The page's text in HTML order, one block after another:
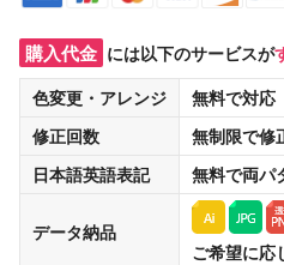
購入代金 には以下のサービスが
色変更・アレンジ
無料で対応
修正回数
無制限で修
日本語英語表記
無料で両パ
データ納品
ご希望に応